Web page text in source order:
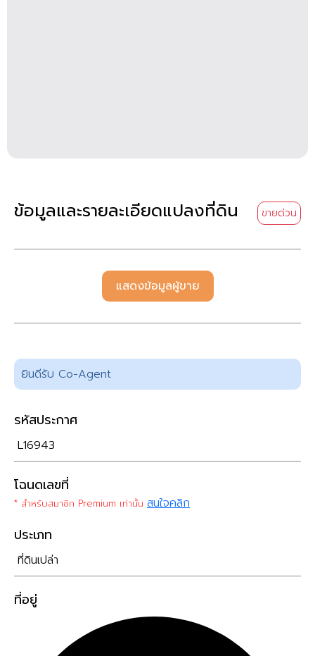
ข้อมูลและรายละเอียดแปลงที่ดิน ขายด่วน
แสดงข้อมูลผู้ขาย
ยินดีรับ Co-Agent
รหัสประกาศ
L16943
โฉนดเลขที่
* สำหรับสมาชิก Premium เท่านั้น สนใจคลิก
ประเภท
ที่ดินเปล่า
ที่อยู่